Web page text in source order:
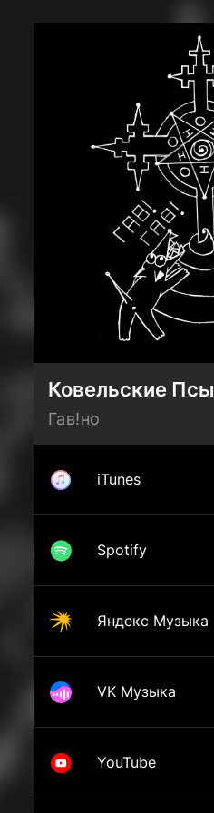
Ковельские Псы
Гав!но
iTunes
Spotify
Яндекс Музыка
VK Музыка
YouTube